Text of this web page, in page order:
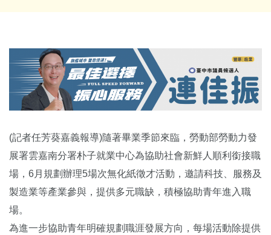
(記者任芳葵嘉義報導)隨著畢業季節來臨，勞動部勞動力發
展署雲嘉南分署朴子就業中心為協助社會新鮮人順利銜接職
場，6月規劃辦理5場次無化紙徵才活動，邀請科技、服務及
製造業等產業參與，提供多元職缺，積極協助青年進入職
場。
為進一步協助青年明確規劃職涯發展方向，每場活動除提供